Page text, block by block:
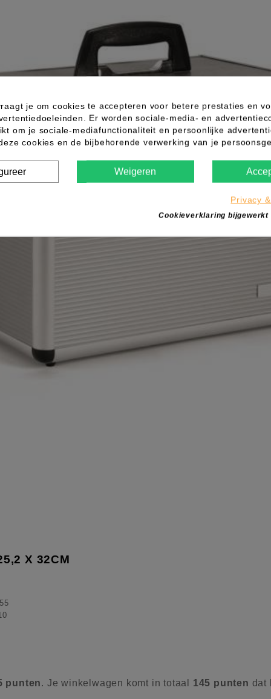
X 32CM
punten. Je winkelwagen komt in totaal 145 punten dat
je om cookies te accepteren voor betere prestaties en
Er worden sociale-media- en
om je sociale-mediafunctionaliteit en persoonlijke
cookies en de bijbehorende verwerking van je
Weigeren
Privacy
Cookieverklaring bijgewerkt